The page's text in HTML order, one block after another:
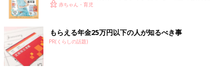
赤ちゃん・育児
もらえる年金25万円以下の人が知るべき事
PR(くらしの話題)